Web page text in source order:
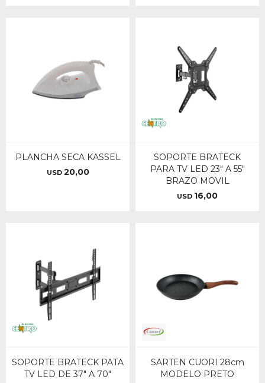
PLANCHA SECA KASSEL
USD 20,00
SOPORTE BRATECK
PARA TV LED 23" A 55"
BRAZO MOVIL
USD 16,00
SOPORTE BRATECK PATA
TV LED DE 37" A 70"
SARTEN CUORI 28cm
MODELO PRETO